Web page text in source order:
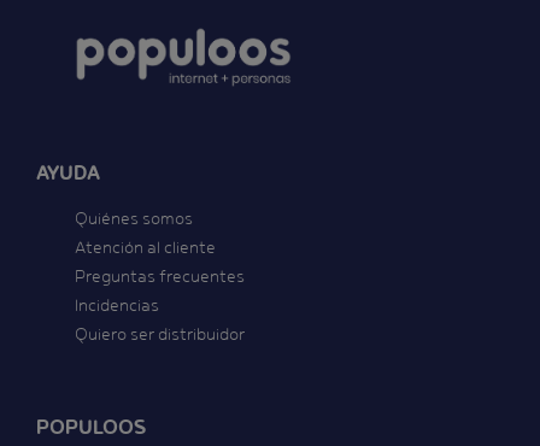
AYUDA
Quiénes somos
Atención al cliente
Preguntas frecuentes
Incidencias
Quiero ser distribuidor
POPULOOS